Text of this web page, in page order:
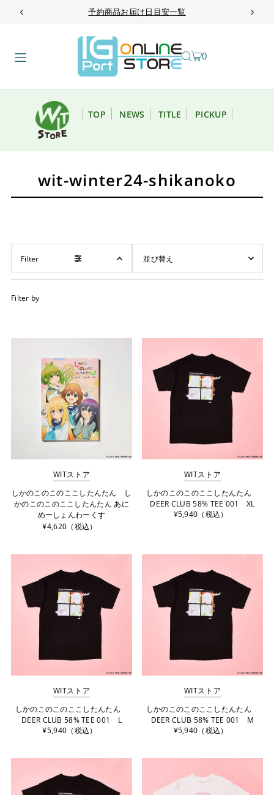
TRANSLATION MISSING: JA.ACCESSIBILITY.SKIP_TO_TEXT
予約商品お届け日目安一覧
0
TOP NEWS TITLE PICKUP
wit-winter24-shikanoko
Filter
オススメ
アルファベット順, A-Z
アルファベット順, Z-A
価格の安い順
価格の高い順
Filter by
WITストア
しかのこのこのここしたんたん し
かのこのこのここしたんたん あに
めーしょんわーくす
¥4,620（税込）
WITストア
しかのこのこのここしたんたん
DEER CLUB 58% TEE 001 XL
¥5,940（税込）
WITストア
しかのこのこのここしたんたん
DEER CLUB 58% TEE 001 L
¥5,940（税込）
WITストア
しかのこのこのここしたんたん
DEER CLUB 58% TEE 001 M
¥5,940（税込）